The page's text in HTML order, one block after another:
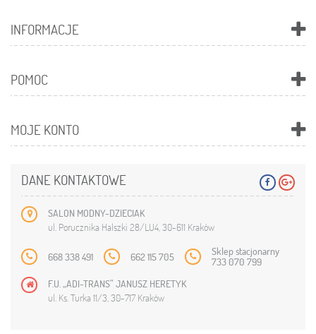
INFORMACJE
POMOC
MOJE KONTO
DANE KONTAKTOWE
SALON MODNY-DZIECIAK
ul. Porucznika Halszki 28/LU4, 30-611 Kraków
668 338 491 662 115 705 Sklep stacjonarny
733 070 799
F.U. „ADI-TRANS” JANUSZ HERETYK
ul. Ks. Turka 11/3, 30-717 Kraków